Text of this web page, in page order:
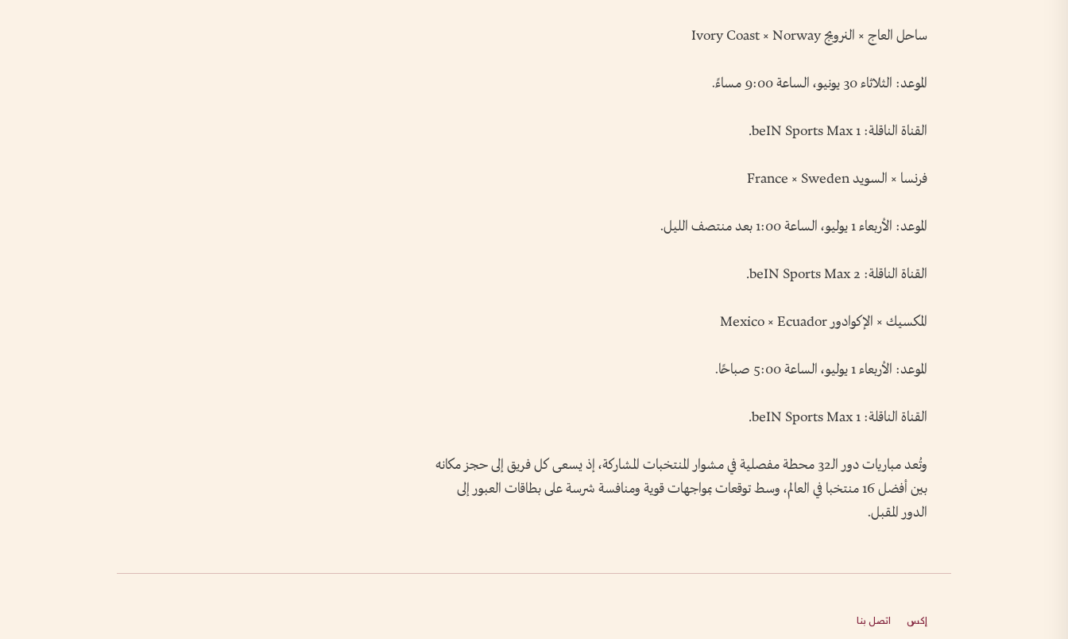
ساحل العاج × النرويج Ivory Coast × Norway
الموعد: الثلاثاء 30 يونيو، الساعة 9:00 مساءً.
القناة الناقلة: beIN Sports Max 1.
فرنسا × السويد France × Sweden
الموعد: الأربعاء 1 يوليو، الساعة 1:00 بعد منتصف الليل.
القناة الناقلة: beIN Sports Max 2.
المكسيك × الإكوادور Mexico × Ecuador
الموعد: الأربعاء 1 يوليو، الساعة 5:00 صباحًا.
القناة الناقلة: beIN Sports Max 1.
وتُعد مباريات دور الـ32 محطة مفصلية في مشوار المنتخبات المشاركة، إذ يسعى كل فريق إلى حجز مكانه
بين أفضل 16 منتخبا في العالم، وسط توقعات بمواجهات قوية ومنافسة شرسة على بطاقات العبور إلى
الدور المقبل.
إكس
اتصل بنا